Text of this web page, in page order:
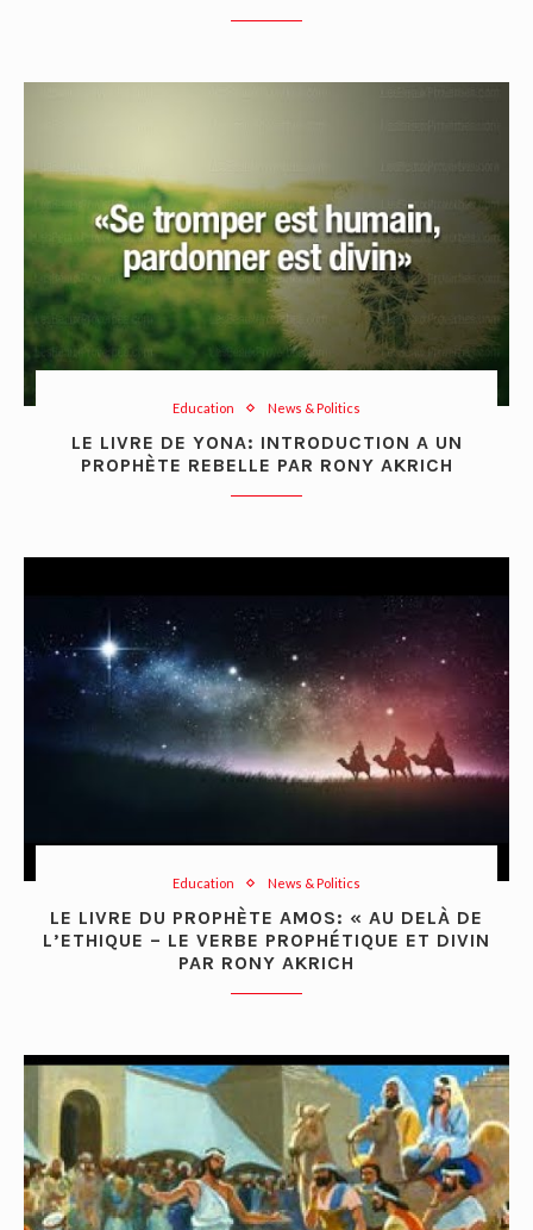
Education News & Politics
LE LIVRE DE YONA: INTRODUCTION A UN
PROPHÈTE REBELLE PAR RONY AKRICH
Education News & Politics
LE LIVRE DU PROPHÈTE AMOS: « AU DELÀ DE
L’ETHIQUE – LE VERBE PROPHÉTIQUE ET DIVIN
PAR RONY AKRICH